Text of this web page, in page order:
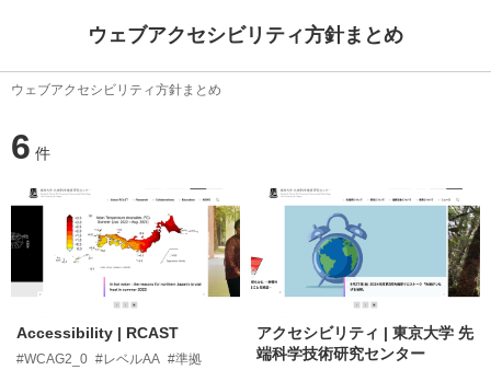
ウェブアクセシビリティ方針まとめ
ウェブアクセシビリティ方針まとめ
6 件
Accessibility | RCAST
#WCAG2_0 #レベルAA #準拠
アクセシビリティ | 東京大学 先
端科学技術研究センター